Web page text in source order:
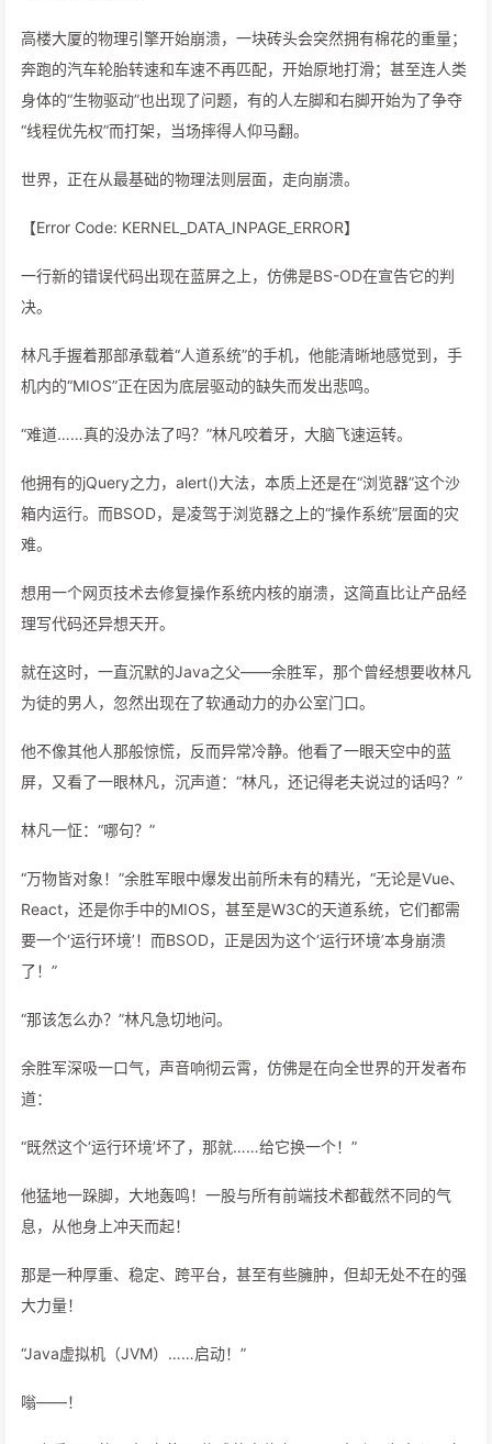
高楼大厦的物理引擎开始崩溃，一块砖头会突然拥有棉花的重量；
奔跑的汽车轮胎转速和车速不再匹配，开始原地打滑；甚至连人类
身体的“生物驱动”也出现了问题，有的人左脚和右脚开始为了争夺
“线程优先权”而打架，当场摔得人仰马翻。
世界，正在从最基础的物理法则层面，走向崩溃。
【Error Code: KERNEL_DATA_INPAGE_ERROR】
一行新的错误代码出现在蓝屏之上，仿佛是BS-OD在宣告它的判
决。
林凡手握着那部承载着“人道系统”的手机，他能清晰地感觉到，手
机内的“MIOS”正在因为底层驱动的缺失而发出悲鸣。
“难道……真的没办法了吗？”林凡咬着牙，大脑飞速运转。
他拥有的jQuery之力，alert()大法，本质上还是在“浏览器”这个沙
箱内运行。而BSOD，是凌驾于浏览器之上的“操作系统”层面的灾
难。
想用一个网页技术去修复操作系统内核的崩溃，这简直比让产品经
理写代码还异想天开。
就在这时，一直沉默的Java之父——余胜军，那个曾经想要收林凡
为徒的男人，忽然出现在了软通动力的办公室门口。
他不像其他人那般惊慌，反而异常冷静。他看了一眼天空中的蓝
屏，又看了一眼林凡，沉声道：“林凡，还记得老夫说过的话吗？”
林凡一怔：“哪句？”
“万物皆对象！”余胜军眼中爆发出前所未有的精光，“无论是Vue、
React，还是你手中的MIOS，甚至是W3C的天道系统，它们都需
要一个‘运行环境’！而BSOD，正是因为这个‘运行环境’本身崩溃
了！”
“那该怎么办？”林凡急切地问。
余胜军深吸一口气，声音响彻云霄，仿佛是在向全世界的开发者布
道：
“既然这个‘运行环境’坏了，那就……给它换一个！”
他猛地一跺脚，大地轰鸣！一股与所有前端技术都截然不同的气
息，从他身上冲天而起！
那是一种厚重、稳定、跨平台，甚至有些臃肿，但却无处不在的强
大力量！
“Java虚拟机（JVM）……启动！”
嗡——！